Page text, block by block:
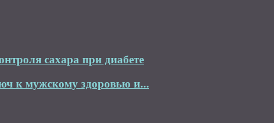
сахара при диабете
к мужскому здоровью и...